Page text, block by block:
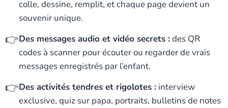
colle, dessine, remplit, etchaque page devient un
souvenir unique.
👉Des messages audio et vidéo secrets :des QR
codes à scanner pour écouter ou regarder de vrais
messages enregistrés par l’enfant.
👉Des activités tendres et rigolotes : interview
exclusive, quiz sur papa, portraits, bulletins de notes